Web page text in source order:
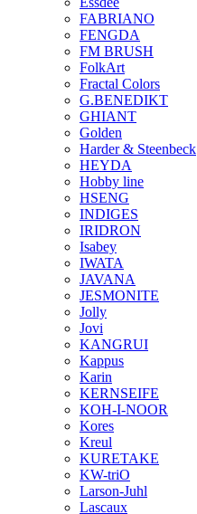
FABRIANO
FENGDA
FM BRUSH
FolkArt
Fractal Colors
G.BENEDIKT
GHIANT
Golden
Harder & Steenbeck
HEYDA
Hobby line
HSENG
INDIGES
IRIDRON
Isabey
IWATA
JAVANA
JESMONITE
Jolly
Jovi
KANGRUI
Kappus
Karin
KERNSEIFE
KOH-I-NOOR
Kores
Kreul
KURETAKE
KW-triO
Larson-Juhl
Lascaux